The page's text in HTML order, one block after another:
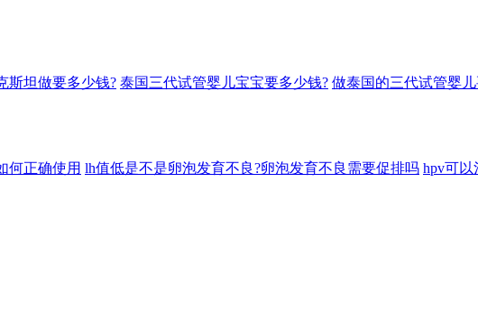
斯坦做要多少钱? 泰国三代试管婴儿宝宝要多少钱? 做泰国的三代试管婴
何正确使用 lh值低是不是卵泡发育不良?卵泡发育不良需要促排吗 hpv可以